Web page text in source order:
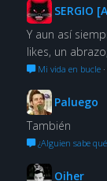
SERGIO
Y aun así
likes, un
Mi vida en bucle·
Paluego
También
¿Alguien sabe
Oiher